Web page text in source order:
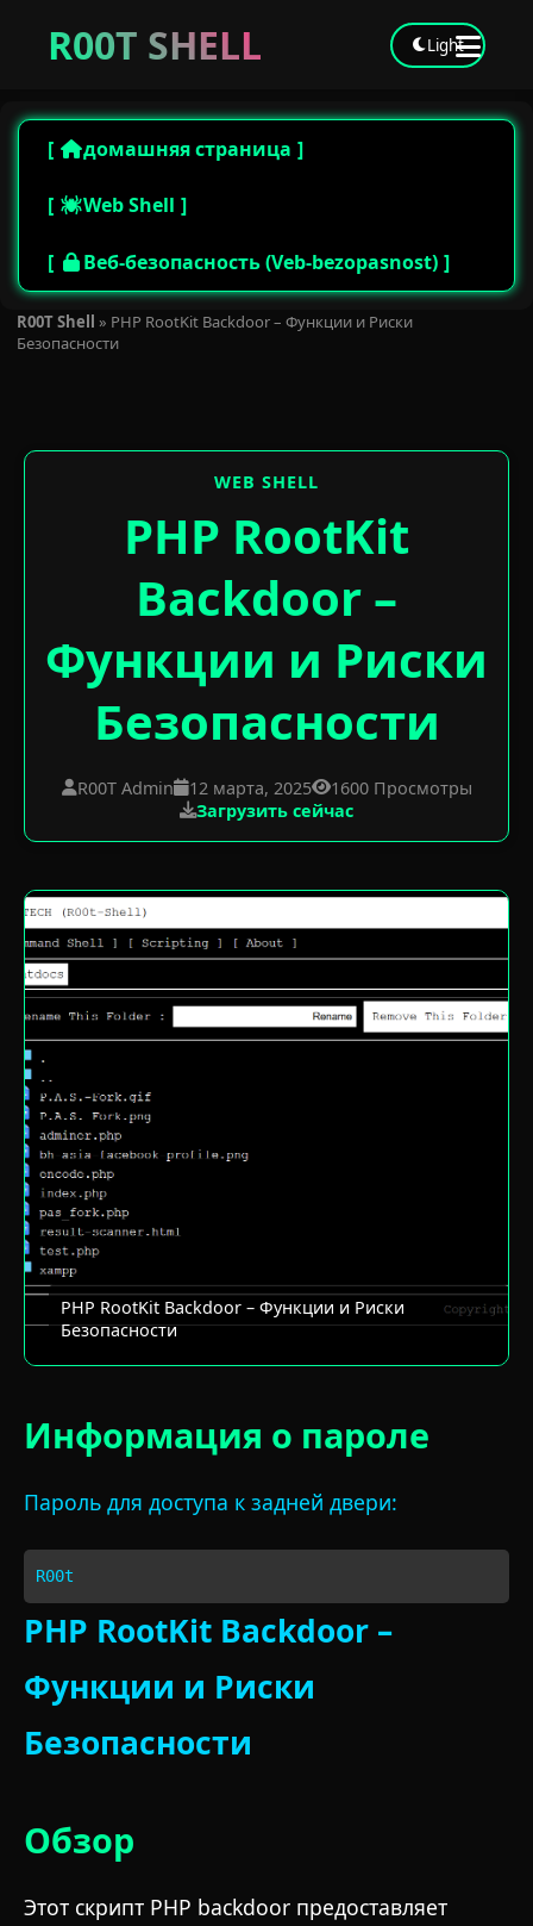
R00T SHELL Light
домашняя страница
Web Shell
Веб-безопасность (Veb-bezopasnost)
R00T Shell » PHP RootKit Backdoor – Функции и Риски
Безопасности
WEB SHELL
PHP RootKit
Backdoor –
Функции и Риски
Безопасности
R00T Admin 12 марта, 2025
1600 Просмотры
Загрузить сейчас
PHP RootKit Backdoor – Функции и Риски
Безопасности
Информация о пароле
Пароль для доступа к задней двери:
R00t
PHP RootKit Backdoor –
Функции и Риски
Безопасности
Обзор
Этот скрипт PHP backdoor предоставляет